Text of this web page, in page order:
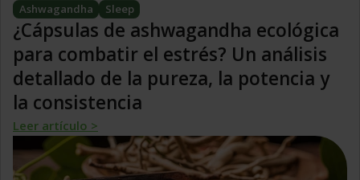
Ashwagandha Sleep
¿Cápsulas de ashwagandha ecológica
para combatir el estrés? Un análisis
detallado de la pureza, la potencia y
la consistencia
Leer artículo >